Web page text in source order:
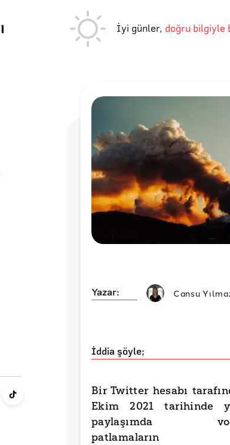
İyi günler, doğru bilgiyle
Yazar: Cansu
İddia şöyle;
Bir Twitter hesabı
Ekim 2021 tarihinde
paylaşımda
patlamaların